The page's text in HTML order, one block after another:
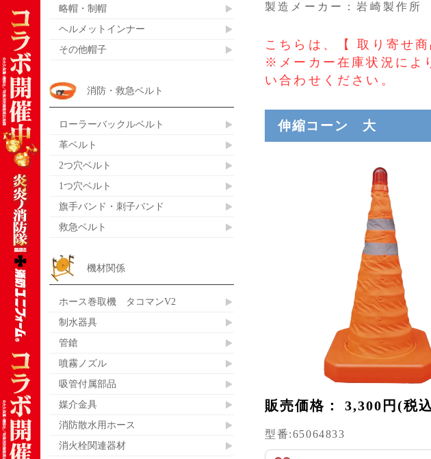
製造メーカー：岩崎製作所
こちらは、【 取り寄せ
※メーカー在庫状況によ
い合わせください。
伸縮コーン 大
販売価格： 3,300円(税
型番:65064833
略帽・制帽
ヘルメットインナー
その他帽子
消防・救急ベルト
ローラーバックルベルト
革ベルト
2つ穴ベルト
1つ穴ベルト
旗手バンド・刺子バンド
救急ベルト
機材関係
ホース巻取機 タコマンV2
制水器具
管鎗
噴霧ノズル
吸管付属部品
媒介金具
消防散水用ホース
消火栓関連器材